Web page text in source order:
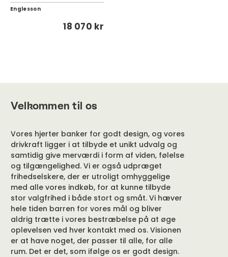
Englesson
18 070 kr
Velkommen til os
Vores hjerter banker for godt design, og vores
drivkraft ligger i at tilbyde et unikt udvalg og
samtidig give merværdi i form af viden, følelse
og tilgængelighed. Vi er også udpræget
frihedselskere, der er utroligt omhyggelige
med alle vores indkøb, for at kunne tilbyde
stor valgfrihed i både stort og småt. Vi hæver
hele tiden barren for vores mål og bliver
aldrig trætte i vores bestræbelse på at øge
oplevelsen ved hver kontakt med os. Visionen
er at have noget, der passer til alle, for alle
rum. Det er det, som ifølge os er godt design.